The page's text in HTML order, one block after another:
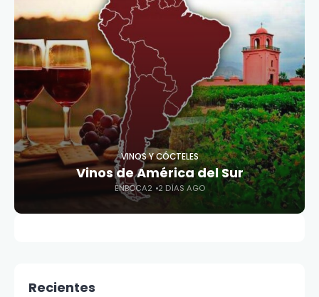
VINOS Y CÓCTELES
Vinos de América del Sur
ENBOCA2 2 DÍAS AGO
Recientes